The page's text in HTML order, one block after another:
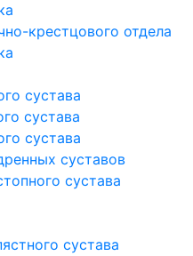
крестцового отдела
сустава
сустава
сустава
суставов
сустава
сустава